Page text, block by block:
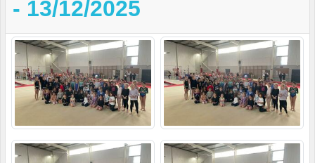
- 13/12/2025